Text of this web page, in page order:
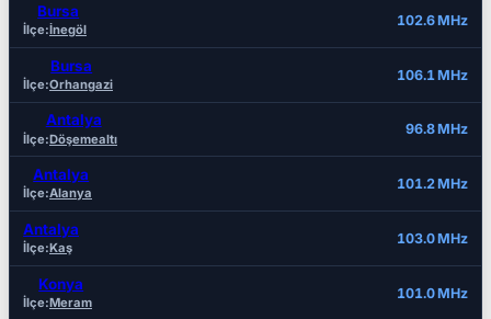
Bursa
İlçe:İnegöl
102.6 MHz
Bursa
İlçe:Orhangazi
106.1 MHz
Antalya
İlçe:Döşemealtı
96.8 MHz
Antalya
İlçe:Alanya
101.2 MHz
Antalya
İlçe:Kaş
103.0 MHz
Konya
İlçe:Meram
101.0 MHz